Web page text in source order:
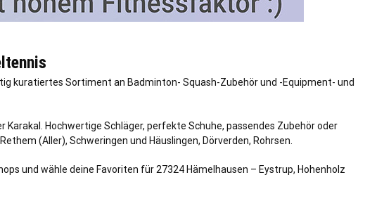
kuratiertes Sortiment an Badminton- Squash-Zubehör und -Equipment- und
Hochwertige Schläger, perfekte Schuhe, passendes Zubehör oder
Rethem (Aller), Schweringen und Häuslingen, Dörverden, Rohrsen
und wähle deine Favoriten für 27324 Hämelhausen – Eystrup, Hohenholz